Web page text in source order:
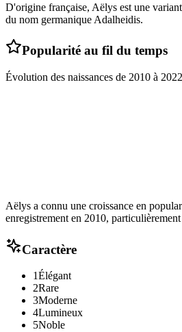
D'origine française, Aëlys est une
du nom germanique Adalheidis.
Popularité au fil du temps
Évolution des naissances de 2010 à 2022
Aëlys a connu une croissance en
enregistrement en 2010,
Caractère
1Élégant
2Rare
3Moderne
4Lumineux
5Noble